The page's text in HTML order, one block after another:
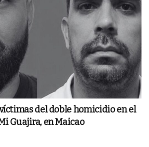
del doble homicidio en el
Guajira, en Maicao